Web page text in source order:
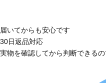
届いてからも安心です
30日返品対応
実物を確認してから判断できる